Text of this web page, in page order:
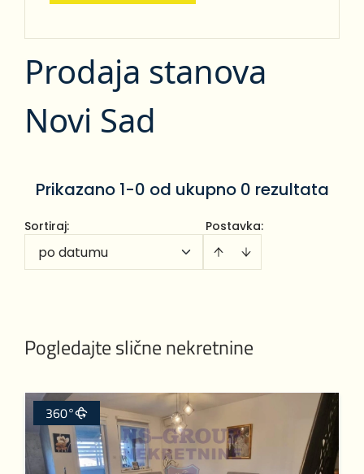
Prodaja stanova
Novi Sad
Prikazano 1-0 od ukupno 0 rezultata
Postavka:
Sortiraj:
po datumu
Pogledajte slične nekretnine
360°